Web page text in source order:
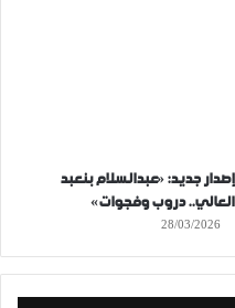
إصدار جديد: «عبدالسلام بنعبد
العالي.. دروب وفجوات»
28/03/2026